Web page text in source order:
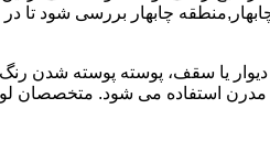
چابهار بررسی شود تا
یا سقف، پوسته پوسته شدن
مدرن استفاده می شود.